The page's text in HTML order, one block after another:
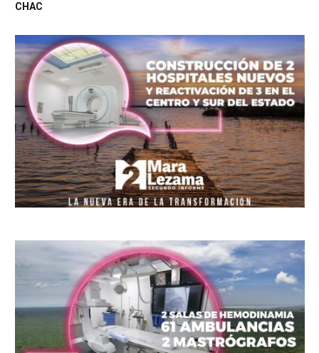
CHAC